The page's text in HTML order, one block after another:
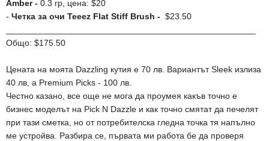
Amber - 0.3 гр, цена: $20
- Четка за очи Teeez Flat Stiff Brush - $23.50
Общо: $175.50
Цената на моята Dazzling кутия е 70 лв. Вариантът Sleek излиза
40 лв, а Premium Picks - 100 лв.
Честно казано, все още не мога да проумея какъв точно е
бизнес моделът на Pick N Dazzle и как точно смятат да печелят
при тази сметка, но от потребителска гледна точка тя напълно
ме устройва. Разбира се, първата ми работа бе да проверя